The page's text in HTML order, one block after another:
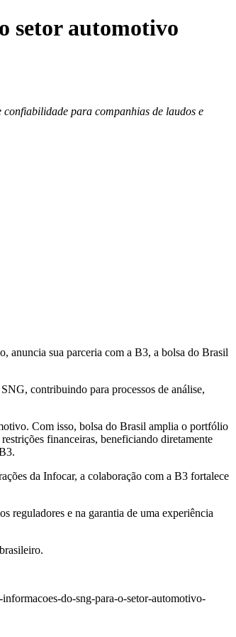
setor automotivo
para companhias de laudos e
anuncia sua parceria com a B3, a bolsa do Brasil
contribuindo para processos de análise,
Com isso, bolsa do Brasil amplia o portfólio
financeiras, beneficiando diretamente
da Infocar, a colaboração com a B3 fortalece
reguladores e na garantia de uma experiência
do-sng-para-o-setor-automotivo-